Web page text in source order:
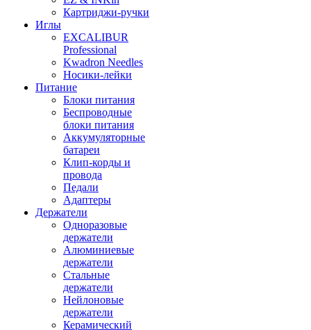
Картриджи-ручки
Иглы
EXCALIBUR
Professional
Kwadron Needles
Носики-лейки
Питание
Блоки питания
Беспроводные
блоки питания
Аккумуляторные
батареи
Клип-корды и
провода
Педали
Адаптеры
Держатели
Одноразовые
держатели
Алюминиевые
держатели
Стальные
держатели
Нейлоновые
держатели
Керамический